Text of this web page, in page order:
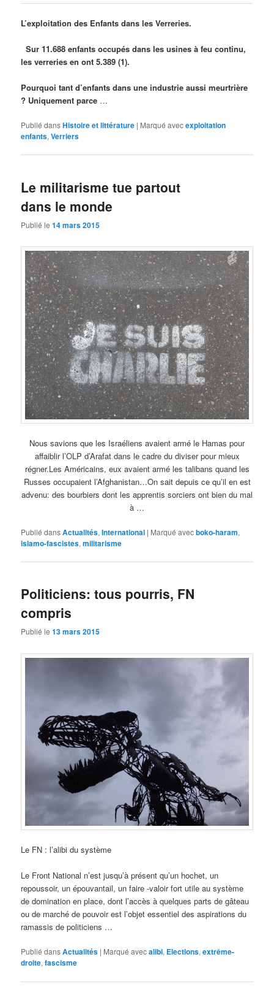
L’exploitation des Enfants dans les Verreries.
Sur 11.688 enfants occupés dans les usines à feu continu,
les verreries en ont 5.389 (1).
Pourquoi tant d’enfants dans une industrie aussi meurtrière
? Uniquement parce …
Publié dansHistoire et littérature | Marqué avecexploitation
enfants,Verriers
Le militarisme tue partout
dans le monde
Publié le14 mars 2015
Nous savions que les Israéliens avaient armé le Hamas pour
affaiblir l’OLP d’Arafat dans le cadre du diviser pour mieux
régner.Les Américains, eux avaient armé les talibans quand les
Russes occupaient l’Afghanistan…On sait depuis ce qu’il en est
advenu: des bourbiers dont les apprentis sorciers ont bien du mal
à …
Publié dansActualités,International | Marqué avecboko-haram,
islamo-fascistes,militarisme
Politiciens: tous pourris, FN
compris
Publié le13 mars 2015
Le FN : l’alibi du système
Le Front National n’est jusqu’à présent qu’un hochet, un
repoussoir, un épouvantail, un faire -valoir fort utile au système
de domination en place, dont l’accès à quelques parts de gâteau
ou de marché de pouvoir est l’objet essentiel des aspirations du
ramassis de politiciens …
Publié dansActualités | Marqué avecalibi, Elections,extrême-
droite,fascisme